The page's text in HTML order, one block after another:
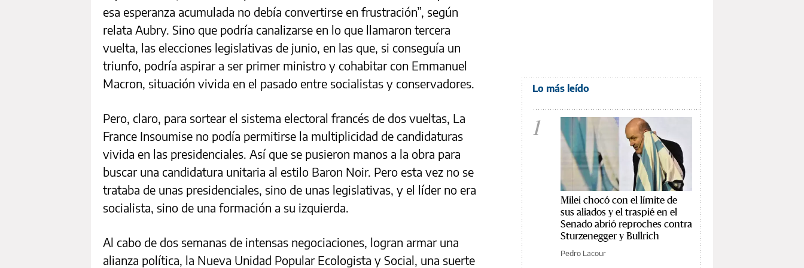
esa esperanza acumulada no debía convertirse en frustración”, según
relata Aubry. Sino que podría canalizarse en lo que llamaron tercera
vuelta, las elecciones legislativas de junio, en las que, si conseguía un
triunfo, podría aspirar a ser primer ministro y cohabitar con Emmanuel
Macron, situación vivida en el pasado entre socialistas y conservadores.
Pero, claro, para sortear el sistema electoral francés de dos vueltas, La
France Insoumise no podía permitirse la multiplicidad de candidaturas
vivida en las presidenciales. Así que se pusieron manos a la obra para
buscar una candidatura unitaria al estilo Baron Noir. Pero esta vez no se
trataba de unas presidenciales, sino de unas legislativas, y el líder no era
socialista, sino de una formación a su izquierda.
Al cabo de dos semanas de intensas negociaciones, logran armar una
alianza política, la Nueva Unidad Popular Ecologista y Social, una suerte
Lo más leído
1
Milei chocó con el límite de
sus aliados y el traspié en el
Senado abrió reproches contra
Sturzenegger y Bullrich
Pedro Lacour